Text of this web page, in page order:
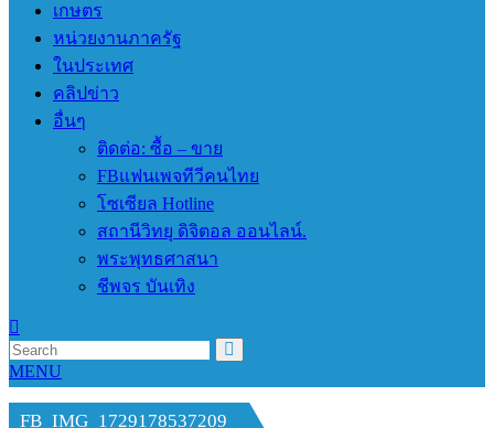
เกษตร
หน่วยงานภาครัฐ
ในประเทศ
คลิปข่าว
อื่นๆ
ติดต่อ: ซื้อ – ขาย
FBแฟนเพจทีวีคนไทย
โซเซียล Hotline
สถานีวิทยุ ดิจิตอล ออนไลน์.
พระพุทธศาสนา
ชีพจร บันเทิง
MENU
FB_IMG_1729178537209